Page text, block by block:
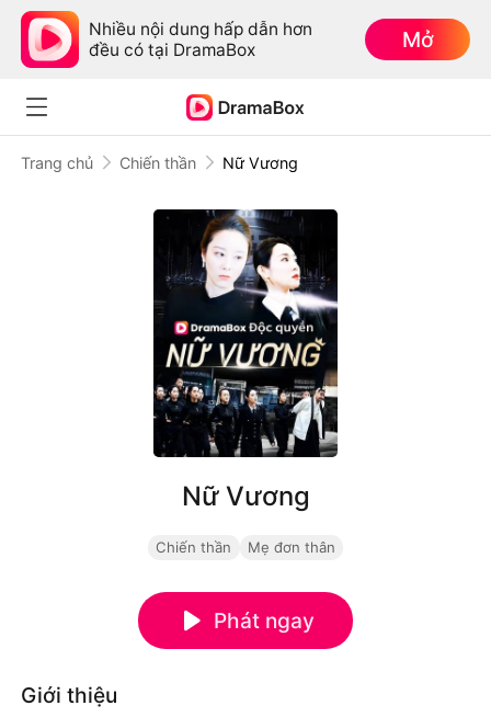
Nhiều nội dung hấp dẫn hơn
đều có tại DramaBox
Mở
Trang chủ Chiến thần Nữ Vương
Nữ Vương
Chiến thần Mẹ đơn thân
Phát ngay
Giới thiệu